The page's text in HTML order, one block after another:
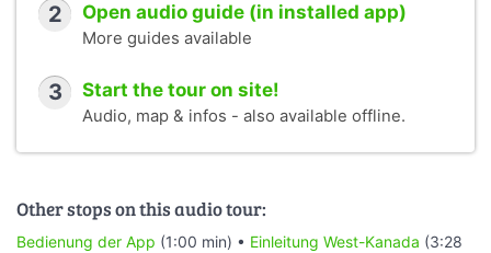
2 Open audio guide (in installed app)
More guides available
3 Start the tour on site!
Audio, map & infos - also available offline.
Other stops on this audio tour:
Bedienung der App (1:00 min) • Einleitung West-Kanada (3:28